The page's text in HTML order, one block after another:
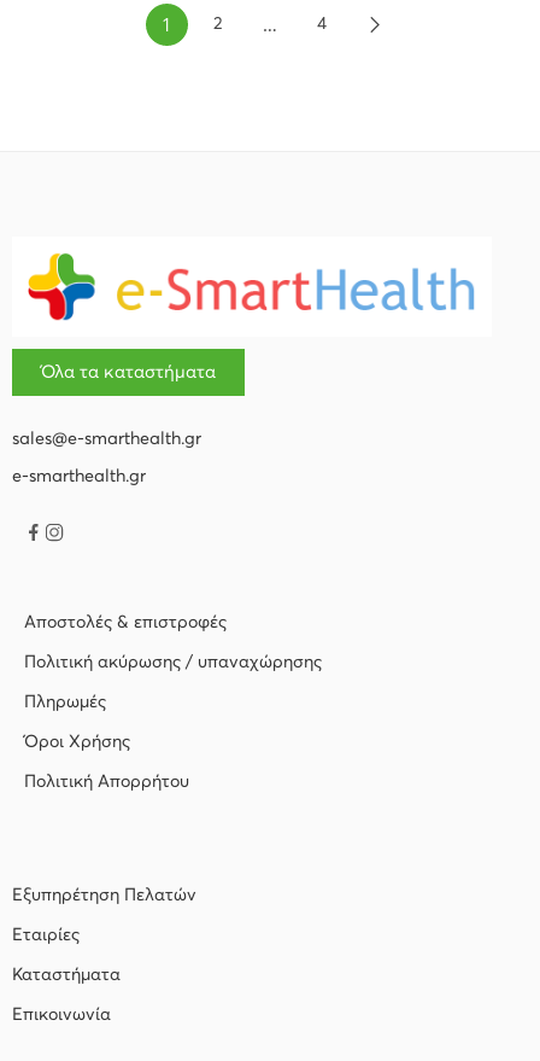
1 2 … 4
Όλα τα καταστήματα
sales@e-smarthealth.gr
e-smarthealth.gr
Αποστολές & επιστροφές
Πολιτική ακύρωσης / υπαναχώρησης
Πληρωμές
Όροι Χρήσης
Πολιτική Απορρήτου
Εξυπηρέτηση Πελατών
Εταιρίες
Καταστήματα
Επικοινωνία